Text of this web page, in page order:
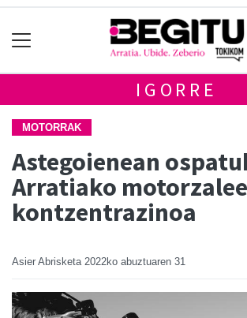
IGORRE
MOTORRAK
Astegoienean
Arratiako
kontzentrazinoa
Asier Abrisketa 2022ko abuztuaren 31